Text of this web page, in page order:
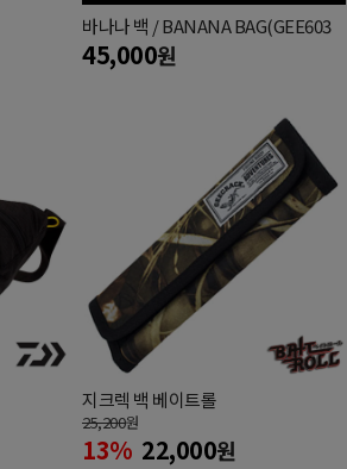
바나나 백 / BANANA BAG(GEE603
45,000원
지크렉 백 베이트롤
25,200원
13% 22,000원